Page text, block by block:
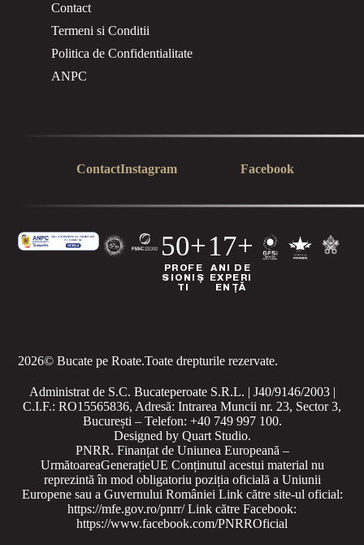
Contact
Termeni si Conditii
Politica de Confidentialitate
ANPC
ContactInstagram Facebook
50+
PROFE
SIONIȘ
TI
17+
ANI DE
EXPERI
ENȚĂ
2026© Bucate pe Roate.Toate drepturile rezervate.
Administrat de S.C. Bucateperoate S.R.L. | J40/9146/2003 |
C.I.F.: RO15565836, Adresă: Intrarea Muncii nr. 23, Sector 3,
București – Telefon: +40 749 997 100.
Designed by Quart Studio.
PNRR. Finanțat de Uniunea Europeană –
UrmătoareaGenerațieUE Conținutul acestui material nu
reprezintă în mod obligatoriu poziția oficială a Uniunii
Europene sau a Guvernului României Link către site-ul oficial:
https://mfe.gov.ro/pnrr/ Link către Facebook:
https://www.facebook.com/PNRROficial